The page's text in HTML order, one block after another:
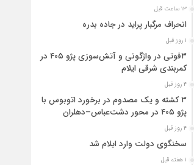
۱۳ ساعت قبل
انحراف مرگبار پراید در جاده بدره
۱ روز قبل
۳فوتی در واژگونی و آتش‌سوزی پژو ۴۰۵ در
کمربندی شرقی ایلام
۴ روز قبل
۳ کشته و یک مصدوم در برخورد اتوبوس با
پژو ۴۰۵ در محور دشت‌عباس–دهلران
۴ روز قبل
سخنگوی دولت وارد ایلام شد
۱ هفته قبل